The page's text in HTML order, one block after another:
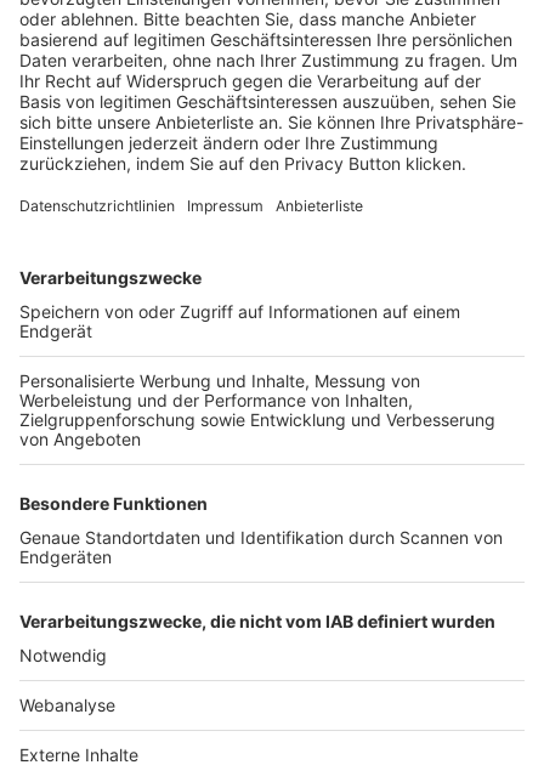
BFV-Geschäftsstellen
Trainerbörse
Login SpielPlus
FOLGE DEM BFV
TOP-VEREINE
TOP-PARTNER
Nutzungsbedingungen Datenschutz Impressum